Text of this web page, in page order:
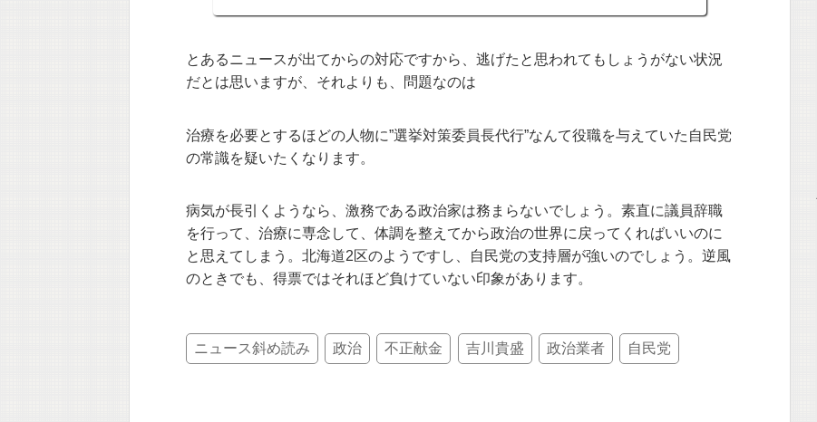
とあるニュースが出てからの対応ですから、逃げたと思われてもしょうがない状況
だとは思いますが、それよりも、問題なのは
治療を必要とするほどの人物に”選挙対策委員長代行”なんて役職を与えていた自民党
の常識を疑いたくなります。
病気が長引くようなら、激務である政治家は務まらないでしょう。素直に議員辞職
を行って、治療に専念して、体調を整えてから政治の世界に戻ってくればいいのに
と思えてしまう。北海道2区のようですし、自民党の支持層が強いのでしょう。逆風
のときでも、得票ではそれほど負けていない印象があります。
ニュース斜め読み 政治 不正献金 吉川貴盛 政治業者 自民党